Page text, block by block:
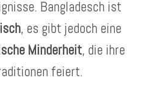
Bangladesch ist
, es gibt jedoch eine
Minderheit, die ihre
feiert.